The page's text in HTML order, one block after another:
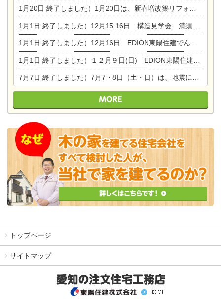
1月20日 終了しました）1月20日は、新春増改築リフォームまつり＆家の修理祭り＆家電まつりです。
1月1日 終了しました）12月15.16日 構造見学会 清須市西枇杷島町弁天
1月1日 終了しました）12月16日 EDION東陽住建でんき OPEN第二弾イベント！！
1月1日 終了しました）１２月９日(日) EDION東陽住建でんき館プレＯＰＥＮ！＆家の修理まつり
7月7日 終了しました）7月7・8日（土・日）は、地震に強くて安心！暮らしを楽しむ東濃ひのきの平屋の家体験見学会を開催します。ぜひお越しください。
トップページ
サイトマップ